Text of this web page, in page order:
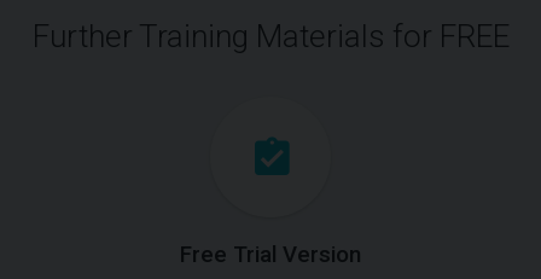
Further Training Materials for FREE
Free Trial Version